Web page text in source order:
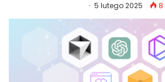
5 lutego 2025 8